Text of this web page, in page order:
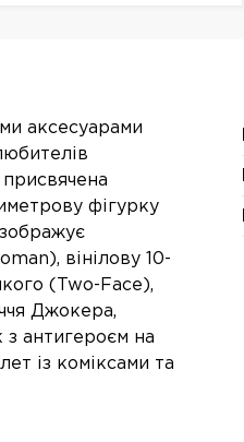
аксесуарами
фігурку
вінілову 10-
(Two-Face),
Джокера,
з антигероєм на
із коміксами та